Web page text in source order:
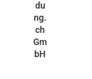
du
ng.
ch
Gm
bH